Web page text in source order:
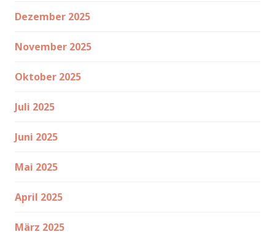
Dezember 2025
November 2025
Oktober 2025
Juli 2025
Juni 2025
Mai 2025
April 2025
März 2025